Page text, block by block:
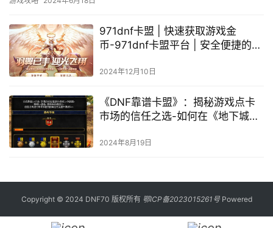
971dnf卡盟 | 快速获取游戏金
币-971dnf卡盟平台 | 安全便捷的游
2024年12月10日
《DNF靠谱卡盟》：揭秘游戏点卡
市场的信任之选-如何在《地下城与
值服务
2024年8月19日
Copyright © 2024 DNF70 版权所有 鄂ICP备2023015261号Powered